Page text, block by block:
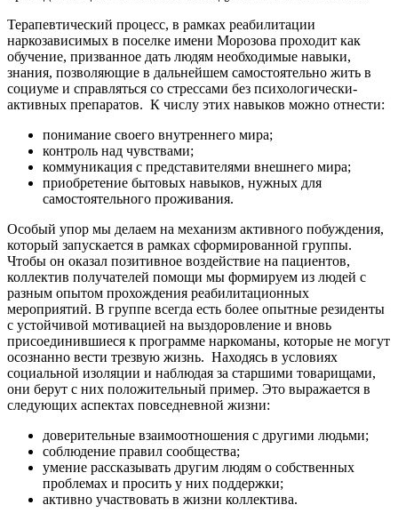
Терапевтический процесс, в рамках реабилитации
наркозависимых в поселке имени Морозова проходит как
обучение, призванное дать людям необходимые навыки,
знания, позволяющие в дальнейшем самостоятельно жить в
социуме и справляться со стрессами без психологически-
активных препаратов. К числу этих навыков можно отнести:
понимание своего внутреннего мира;
контроль над чувствами;
коммуникация с представителями внешнего мира;
приобретение бытовых навыков, нужных для
самостоятельного проживания.
Особый упор мы делаем на механизм активного побуждения,
который запускается в рамках сформированной группы.
Чтобы он оказал позитивное воздействие на пациентов,
коллектив получателей помощи мы формируем из людей с
разным опытом прохождения реабилитационных
мероприятий. В группе всегда есть более опытные резиденты
с устойчивой мотивацией на выздоровление и вновь
присоединившиеся к программе наркоманы, которые не могут
осознанно вести трезвую жизнь. Находясь в условиях
социальной изоляции и наблюдая за старшими товарищами,
они берут с них положительный пример. Это выражается в
следующих аспектах повседневной жизни:
доверительные взаимоотношения с другими людьми;
соблюдение правил сообщества;
умение рассказывать другим людям о собственных
проблемах и просить у них поддержки;
активно участвовать в жизни коллектива.